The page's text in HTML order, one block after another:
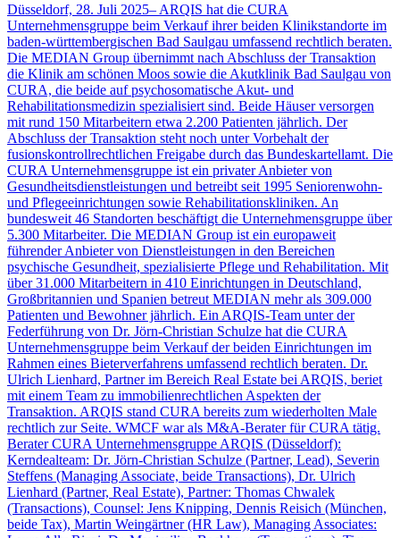
Düsseldorf, 28. Juli 2025– ARQIS hat die CURA
Unternehmensgruppe beim Verkauf ihrer beiden Klinikstandorte im
baden-württembergischen Bad Saulgau umfassend rechtlich beraten.
Die MEDIAN Group übernimmt nach Abschluss der Transaktion
die Klinik am schönen Moos sowie die Akutklinik Bad Saulgau von
CURA, die beide auf psychosomatische Akut- und
Rehabilitationsmedizin spezialisiert sind. Beide Häuser versorgen
mit rund 150 Mitarbeitern etwa 2.200 Patienten jährlich. Der
Abschluss der Transaktion steht noch unter Vorbehalt der
fusionskontrollrechtlichen Freigabe durch das Bundeskartellamt. Die
CURA Unternehmensgruppe ist ein privater Anbieter von
Gesundheitsdienstleistungen und betreibt seit 1995 Seniorenwohn-
und Pflegeeinrichtungen sowie Rehabilitationskliniken. An
bundesweit 46 Standorten beschäftigt die Unternehmensgruppe über
5.300 Mitarbeiter. Die MEDIAN Group ist ein europaweit
führender Anbieter von Dienstleistungen in den Bereichen
psychische Gesundheit, spezialisierte Pflege und Rehabilitation. Mit
über 31.000 Mitarbeitern in 410 Einrichtungen in Deutschland,
Großbritannien und Spanien betreut MEDIAN mehr als 309.000
Patienten und Bewohner jährlich. Ein ARQIS-Team unter der
Federführung von Dr. Jörn-Christian Schulze hat die CURA
Unternehmensgruppe beim Verkauf der beiden Einrichtungen im
Rahmen eines Bieterverfahrens umfassend rechtlich beraten. Dr.
Ulrich Lienhard, Partner im Bereich Real Estate bei ARQIS, beriet
mit einem Team zu immobilienrechtlichen Aspekten der
Transaktion. ARQIS stand CURA bereits zum wiederholten Male
rechtlich zur Seite. WMCF war als M&A-Berater für CURA tätig.
Berater CURA Unternehmensgruppe ARQIS (Düsseldorf):
Kerndealteam: Dr. Jörn-Christian Schulze (Partner, Lead), Severin
Steffens (Managing Associate, beide Transactions), Dr. Ulrich
Lienhard (Partner, Real Estate), Partner: Thomas Chwalek
(Transactions), Counsel: Jens Knipping, Dennis Reisich (München,
beide Tax), Martin Weingärtner (HR Law), Managing Associates: